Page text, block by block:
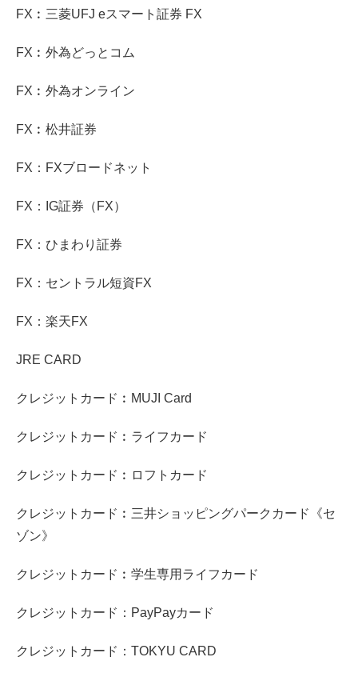
FX︰三菱UFJ eスマート証券 FX
FX︰外為どっとコム
FX︰外為オンライン
FX︰松井証券
FX：FXブロードネット
FX：IG証券（FX）
FX：ひまわり証券
FX：セントラル短資FX
FX：楽天FX
JRE CARD
クレジットカード︰MUJI Card
クレジットカード︰ライフカード
クレジットカード︰ロフトカード
クレジットカード︰三井ショッピングパークカード《セ
ゾン》
クレジットカード︰学生専用ライフカード
クレジットカード：PayPayカード
クレジットカード：TOKYU CARD